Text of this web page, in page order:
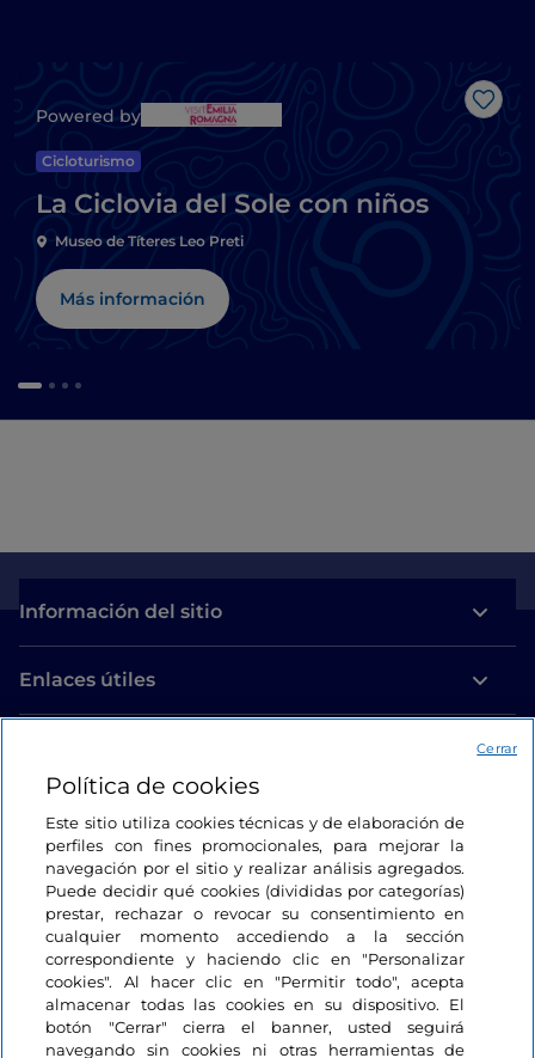
Me
Powered by
Cicloturismo
La Ciclovia del Sole con niños
Museo de Títeres Leo Preti
Más información
Información del sitio
Enlaces útiles
Estamos en contacto
Política de cookies
Este sitio utiliza cookies técnicas y de elaboración de
perfiles con fines promocionales, para mejorar la
navegación por el sitio y realizar análisis agregados.
Puede decidir qué cookies (divididas por categorías)
prestar, rechazar o revocar su consentimiento en
cualquier momento accediendo a la sección
correspondiente y haciendo clic en "Personalizar
cookies". Al hacer clic en "Permitir todo", acepta
almacenar todas las cookies en su dispositivo. El
botón "Cerrar" cierra el banner, usted seguirá
navegando sin cookies ni otras herramientas de
Cerrar